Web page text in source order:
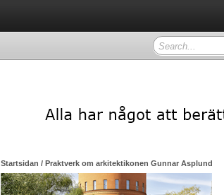
Startsidan / Praktverk om arkitektikonen Gunnar Asplund -